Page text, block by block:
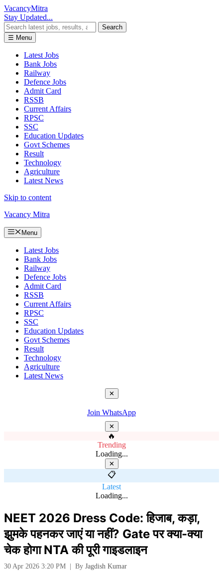
VacancyMitra
Stay Updated...
Search
☰ Menu
Latest Jobs
Bank Jobs
Railway
Defence Jobs
Admit Card
RSSB
Current Affairs
RPSC
SSC
Education Updates
Govt Schemes
Result
Technology
Agriculture
Latest News
Skip to content
Vacancy Mitra
Menu
Latest Jobs
Bank Jobs
Railway
Defence Jobs
Admit Card
RSSB
Current Affairs
RPSC
SSC
Education Updates
Govt Schemes
Result
Technology
Agriculture
Latest News
✕
Join WhatsApp
✕
🔥
Trending
Loading...
✕
📋
Latest
Loading...
NEET 2026 Dress Code: हिजाब, कड़ा,
झुमके पहनकर जाएं या नहीं? Gate पर क्या-क्या
चेक होगा NTA की पूरी गाइडलाइन
30 Apr 2026 3:20 PM | By Jagdish Kumar